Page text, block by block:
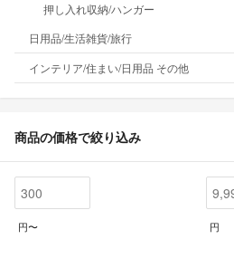
押し入れ収納/ハンガー
日用品/生活雑貨/旅行
インテリア/住まい/日用品 その他
商品の価格で絞り込み
円〜 円